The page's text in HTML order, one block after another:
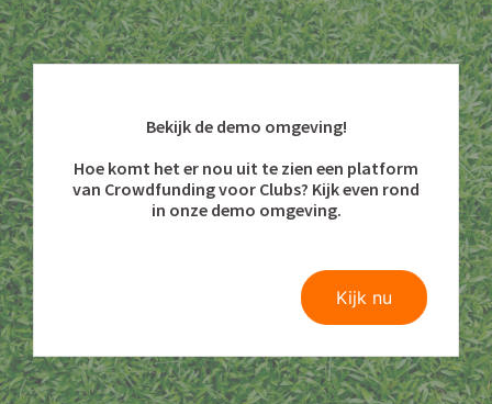
Bekijk de demo omgeving!
Hoe komt het er nou uit te zien een platform
van Crowdfunding voor Clubs? Kijk even rond
in onze demo omgeving.
Kijk nu